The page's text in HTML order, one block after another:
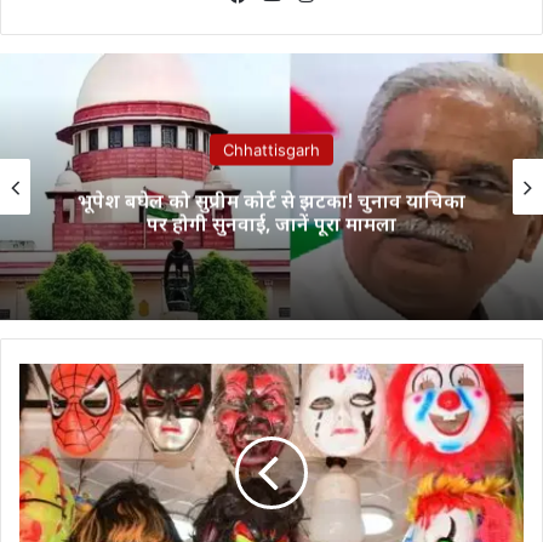
Chhattisgarh
भूपेश बघेल को सुप्रीम कोर्ट से झटका! चुनाव याचिका
पर होगी सुनवाई, जानें पूरा मामला
कोरबा:
होली
में
मुखौटा
बैन,
बाइक
पर